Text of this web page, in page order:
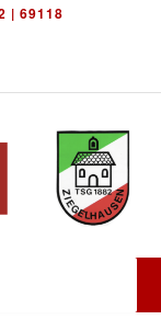
| 69118